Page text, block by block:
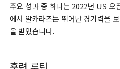
주요 성과 중 하나는 2022년 US 오
에서 알카라즈는 뛰어난 경기력을
을 받았습니다.